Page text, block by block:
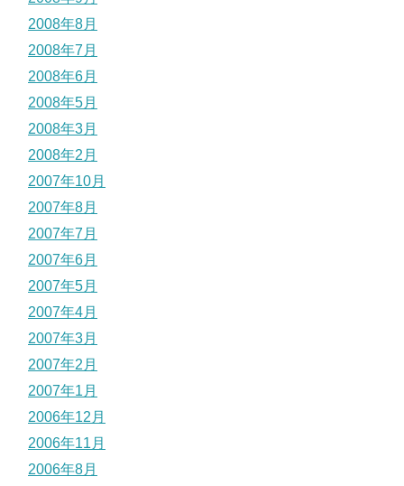
2008年8月
2008年7月
2008年6月
2008年5月
2008年3月
2008年2月
2007年10月
2007年8月
2007年7月
2007年6月
2007年5月
2007年4月
2007年3月
2007年2月
2007年1月
2006年12月
2006年11月
2006年8月